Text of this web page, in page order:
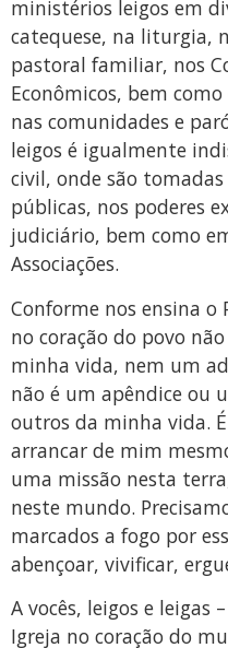
ministérios leigos em
catequese, na liturgia,
pastoral familiar, nos
Econômicos, bem
nas comunidades e
leigos é igualmente
civil, onde são
públicas, nos poderes
judiciário, bem como
Associações.
Conforme nos ensina o
no coração do povo
minha vida, nem um
não é um apêndice ou
outros da minha vida.
arrancar de mim
uma missão nesta
neste mundo.
marcados a fogo por
abençoar, vivificar,
A vocês, leigos e leigas
Igreja no coração do